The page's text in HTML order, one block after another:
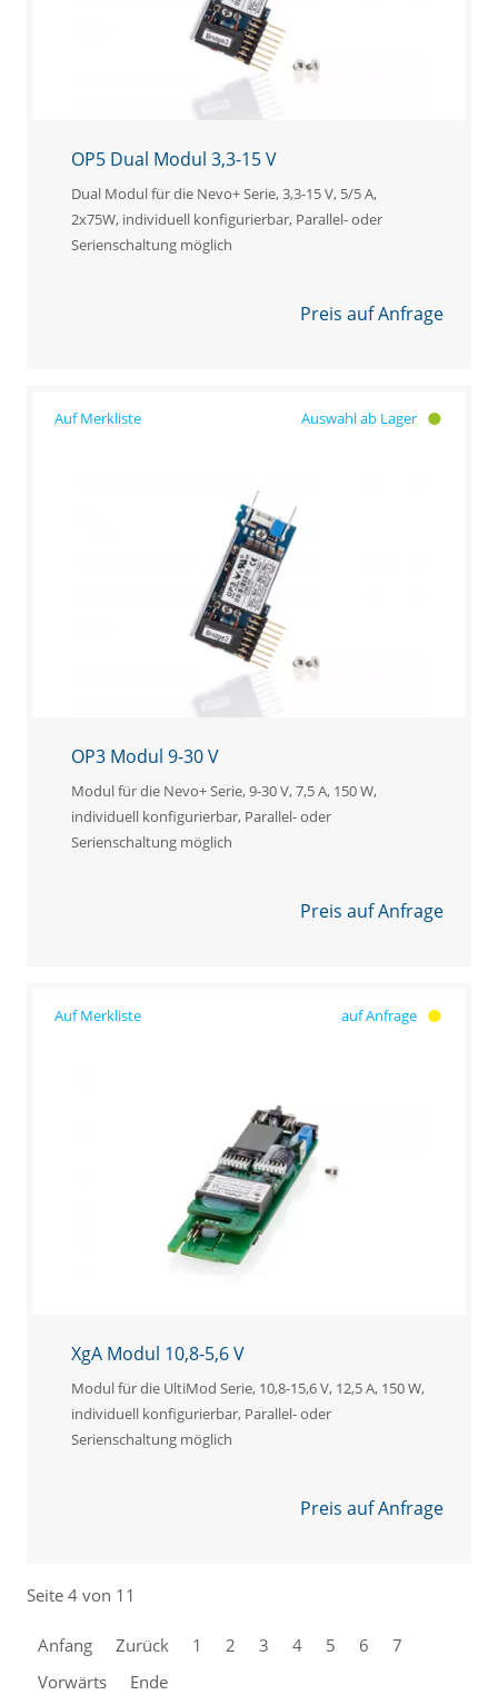
OP5 Dual Modul 3,3-15 V
Dual Modul für die Nevo+ Serie, 3,3-15 V, 5/5 A,
2x75W, individuell konfigurierbar, Parallel- oder
Serienschaltung möglich
Preis auf Anfrage
Auswahl ab Lager
OP3 Modul 9-30 V
Modul für die Nevo+ Serie, 9-30 V, 7,5 A, 150 W,
individuell konfigurierbar, Parallel- oder
Serienschaltung möglich
Preis auf Anfrage
auf Anfrage
XgA Modul 10,8-5,6 V
Modul für die UltiMod Serie, 10,8-15,6 V, 12,5 A, 150 W,
individuell konfigurierbar, Parallel- oder
Serienschaltung möglich
Preis auf Anfrage
Seite 4 von 11
Anfang Zurück 1 2 3 4 5 6
7
Vorwärts
Ende